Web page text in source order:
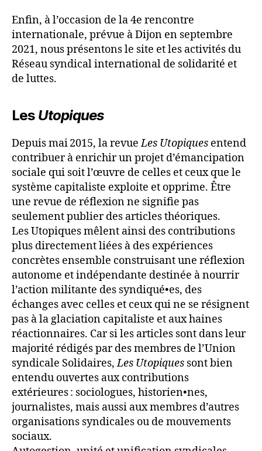
Enfin, à l’occasion de la 4e rencontre
internationale, prévue à Dijon en septembre
2021, nous présentons le site et les activités du
Réseau syndical international de solidarité et
de luttes.
Les Utopiques
Depuis mai 2015, la revueLes Utopiques entend
contribuer à enrichir un projet d’émancipation
sociale qui soit l’œuvre de celles et ceux que le
système capitaliste exploite et opprime. Être
une revue de réflexion ne signifie pas
seulement publier des articles théoriques.
Les Utopiques mêlent ainsi des contributions
plus directement liées à des expériences
concrètes ensemble construisant une réflexion
autonome et indépendante destinée à nourrir
l’action militante des syndiqué•es, des
échanges avec celles et ceux qui ne se résignent
pas à la glaciation capitaliste et aux haines
réactionnaires. Car si les articles sont dans leur
majorité rédigés par des membres de l’Union
syndicale Solidaires,Les Utopiques sont bien
entendu ouvertes aux contributions
extérieures : sociologues, historien•nes,
journalistes, mais aussi aux membres d’autres
organisations syndicales ou de mouvements
sociaux.